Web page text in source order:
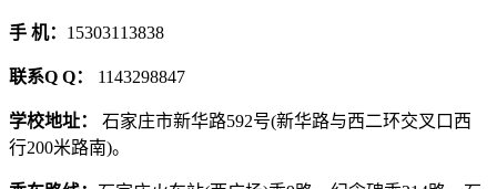
手 机： 15303113838
联系Q Q： 1143298847
学校地址： 石家庄市新华路592号(新华路与西二环交叉口西
行200米路南)。